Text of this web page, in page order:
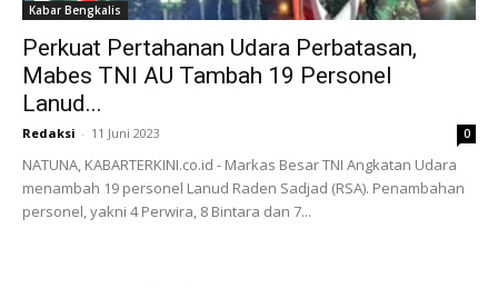
Kabar Bengkalis
Perkuat Pertahanan Udara Perbatasan,
Mabes TNI AU Tambah 19 Personel
Lanud...
Redaksi - 11 Juni 2023 0
NATUNA, KABARTERKINI.co.id - Markas Besar TNI Angkatan Udara
menambah 19 personel Lanud Raden Sadjad (RSA). Penambahan
personel, yakni 4 Perwira, 8 Bintara dan 7...